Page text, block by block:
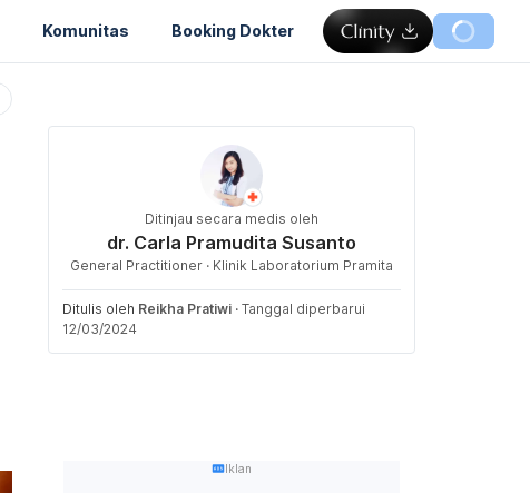
Komunitas Booking Dokter
Ditinjau secara medis oleh
dr. Carla Pramudita Susanto
General Practitioner · Klinik Laboratorium Pramita
Ditulis oleh Reikha Pratiwi · Tanggal diperbarui
12/03/2024
Iklan